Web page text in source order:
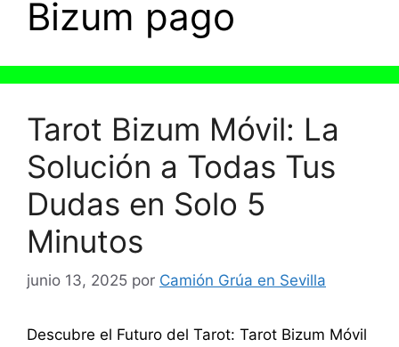
Bizum pago
Tarot Bizum Móvil: La
Solución a Todas Tus
Dudas en Solo 5
Minutos
junio 13, 2025 por Camión Grúa en Sevilla
Descubre el Futuro del Tarot: Tarot Bizum Móvil